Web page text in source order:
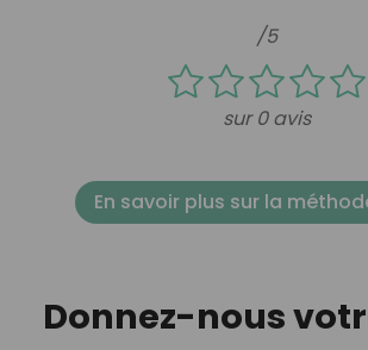
/5
sur 0 avis
En savoir plus sur la
Donnez-nous